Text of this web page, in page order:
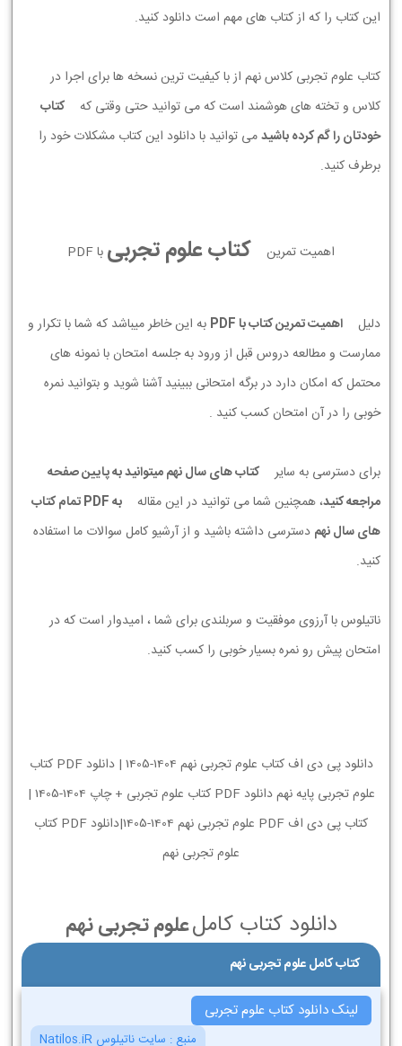
این کتاب را که از کتاب های مهم است دانلود کنید.
کتاب علوم تجربی کلاس نهم از با کیفیت ترین نسخه ها برای اجرا در
کلاس و تخته های هوشمند است که می توانید حتی وقتی که
کتاب
خودتان را گم کرده باشیدمی توانید با دانلود این کتاب مشکلات خود را
برطرف کنید.
اهمیت تمرین کتاب علوم تجربی با PDF
دلیل اهمیت تمرین کتاب با PDF
به این خاطر میباشد که شما با تکرار و
ممارست و مطالعه دروس قبل از ورود به جلسه امتحان با نمونه های
محتمل که امکان دارد در برگه امتحانی ببینید آشنا شوید و بتوانید نمره
خوبی را در آن امتحان کسب کنید .
برای دسترسی به سایر
کتاب های سال نهم میتوانید به پایین صفحه
مراجعه کنید، همچنین شما می توانید در این مقاله
به PDF تمام کتاب
های سال نهم دسترسی داشته باشید و از آرشیو کامل سوالات ما استفاده
کنید.
ناتیلوس با آرزوی موفقیت و سربلندی برای شما ، امیدوار است که در
امتحان پیش رو نمره بسیار خوبی را کسب کنید.
دانلود پی دی اف کتاب علوم تجربی نهم 1404-1405 | دانلود PDF کتاب
علوم تجربی پایه نهم دانلود PDF کتاب علوم تجربی + چاپ 1404-1405 |
کتاب پی دی اف PDF علوم تجربی نهم 1404-1405|دانلود PDF کتاب
علوم تجربی نهم
دانلود کتاب کاملعلوم تجربی نهم
کتاب کامل علوم تجربی نهم
لینک دانلود کتاب علوم تجربی
منبع : سایت ناتیلوس Natilos.iR